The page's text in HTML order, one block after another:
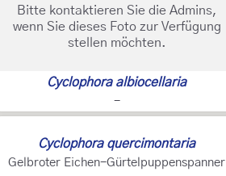
Bitte kontaktieren Sie die Admins,
wenn Sie dieses Foto zur Verfügung
stellen möchten.
Cyclophora albiocellaria
-
Cyclophora quercimontaria
Gelbroter Eichen-Gürtelpuppenspanner